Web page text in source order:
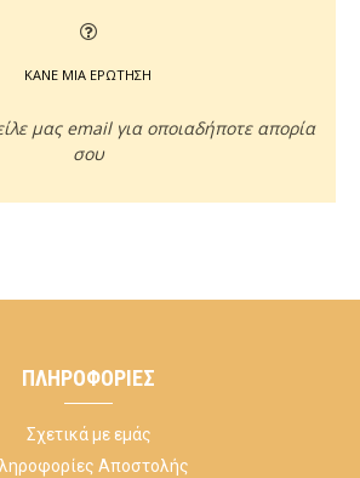
ΚΑΝΕ ΜΙΑ ΕΡΩΤΗΣΗ
μας email για οποιαδήποτε απορία
σου
ΠΛΗΡΟΦΟΡΊΕΣ
Σχετικά με εμάς
Αποστολής